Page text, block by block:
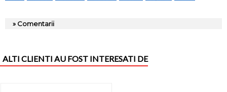
» Comentarii
ALTI CLIENTI AU FOST INTERESATI DE